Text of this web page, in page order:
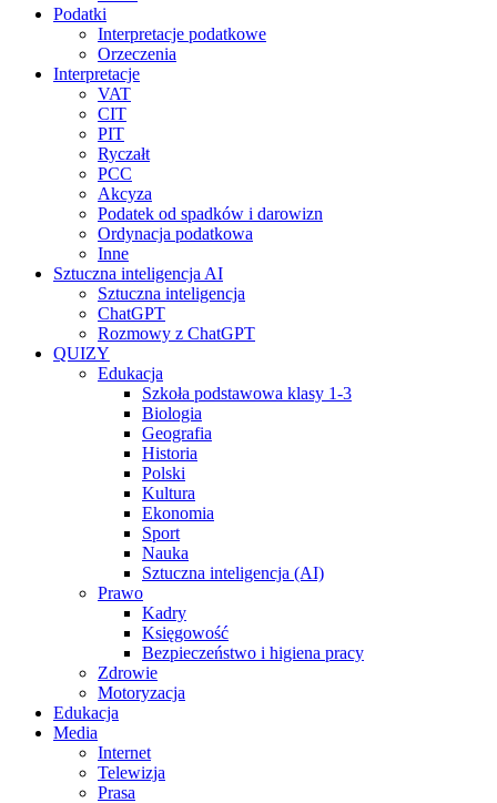
Podatki
Interpretacje podatkowe
Orzeczenia
Interpretacje
VAT
CIT
PIT
Ryczałt
PCC
Akcyza
Podatek od spadków i darowizn
Ordynacja podatkowa
Inne
Sztuczna inteligencja AI
Sztuczna inteligencja
ChatGPT
Rozmowy z ChatGPT
QUIZY
Edukacja
Szkoła podstawowa klasy 1-3
Biologia
Geografia
Historia
Polski
Kultura
Ekonomia
Sport
Nauka
Sztuczna inteligencja (AI)
Prawo
Kadry
Księgowość
Bezpieczeństwo i higiena pracy
Zdrowie
Motoryzacja
Edukacja
Media
Internet
Telewizja
Prasa